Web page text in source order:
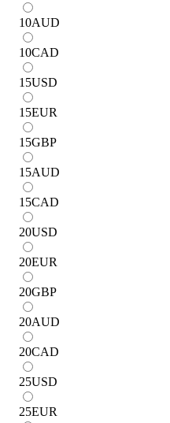
10AUD
10CAD
15USD
15EUR
15GBP
15AUD
15CAD
20USD
20EUR
20GBP
20AUD
20CAD
25USD
25EUR